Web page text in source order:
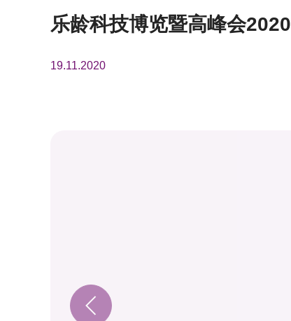
乐龄科技博览暨高峰会2020
19.11.2020